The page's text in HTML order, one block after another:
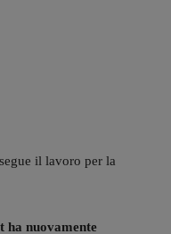
il lavoro per la
ha nuovamente